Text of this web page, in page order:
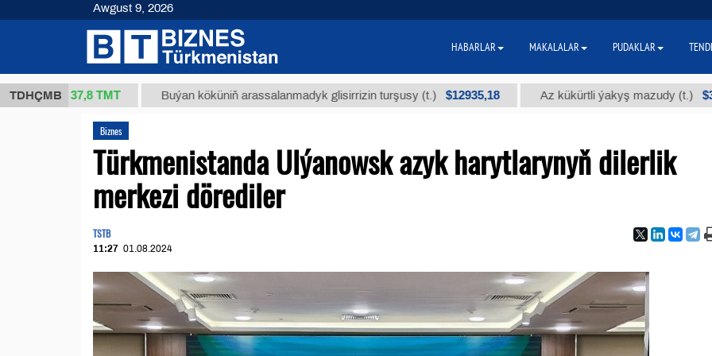
TDHÇMB
37,8 ТМТ Buýan köküniň arassalanmadyk glisirrizin turşusy (t.) $12935,18 Az kükürtli ýakyş mazudy (t.) $300
Biznes
Türkmenistanda Ulýanowsk azyk harytlarynyň dilerlik
merkezi dörediler
TSTB
11:27 01.08.2024
Awgust 9, 2026
HABARLAR MAKALALAR PUDAKLAR